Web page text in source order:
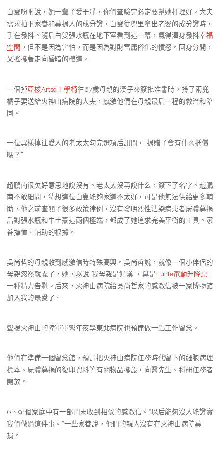
白叟吩咐說，她一輩子愛干凈，你們查驗完必定要幫她打理好。大夫
需求拍下家眷和募捐人的成分證，白叟從兜里拿出老婆的成分證時，
手在發抖。隨后白叟張水瓶在地下室看到這一幕，氣得渾身發抖幸福
空間 ，但不是因為害怕，而是因為對財富庸俗化的憤怒。回身分開，
又搖擺著走向昏暗的樓道。
一個掉亞梭Artso工學椅往67歲母親的漢子來簽批准書時，拎了兩兜
橘子要送給火神山病院的大夫，感激他們在母親最后一程的救治和陪
同。
一位異樣掉往愛人的老太太勾完選項后訊問，“捐贈了會有什么抵償
嗎？”
趙鵬南很欠好意思地說沒有。老太太沒再說什么，簽下了名字。趙鵬
南不敢細問，猜想這位白叟能夠家道不太好，可是他無法供給更多輔
助，他之前查閱了很多政策律例，沒有發明烈性沾染病患者屍體募捐
后對張水瓶和牛土豪這兩個極端，都成了她追求完美平衡的工具。家
眷撫恤、輔助的根據。
吳尚哲的母親收到感激信時特殊高興。吳尚哲說，就像一個小伴侶的
母親忽然就義了，她可以說“我母親是好漢”，算是Funte電動升降桌
一種精力告慰。后來，火神山病院給吳尚哲家的感激信被一家博物館
加入我的最愛了。
聲援火神山的陸軍軍醫年夜學東北病院也預備做一點工作留念。
他們在準備一個留念館，預計把火神山病院任務時代留下的細胞病理
標本、屍體募捐的復印資料等有關物品擺設，向醫先生、科研任務者
開放。
6、91個家庭中有一部門未收到相似的感激信。“以后能夠沒人能證實
我們做過這件事。”一些家眷說，他們的親人沒有在火神山病院募
捐。